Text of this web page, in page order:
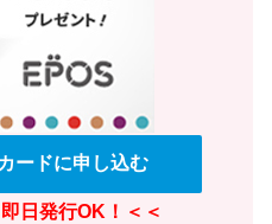
ードに申し込む
日発行OK！＜＜